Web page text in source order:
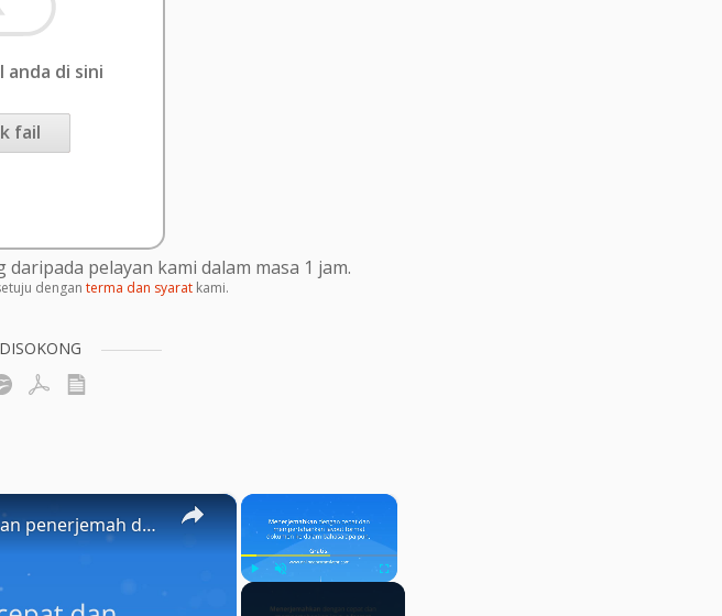
anda di sini
fail
pelayan kami dalam masa 1 jam.
dengan terma dan syarat kami.
×
Fullscreen
×
Doc Translator: Bagaimana cara menggunakan penerjemah dokumen?